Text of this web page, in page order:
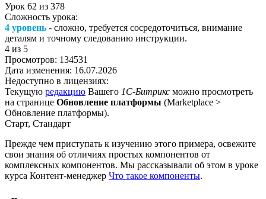
Урок 62 из 378
Сложность урока:
4 уровень - сложно, требуется сосредоточиться, внимание
деталям и точному следованию инструкции.
4 из 5
Просмотров: 134531
Дата изменения: 16.07.2026
Недоступно в лицензиях:
Текущую редакцию Вашего 1С-Битрикс можно просмотреть
на странице Обновление платформы (Marketplace >
Обновление платформы).
Старт, Стандарт
Прежде чем приступать к изучению этого примера, освежите
свои знания об отличиях простых компонентов от
комплексных компонентов. Мы рассказывали об этом в уроке
курса Контент-менеджер Что такое компоненты.